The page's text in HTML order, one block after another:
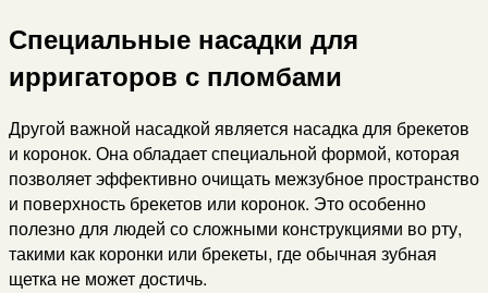
Специальные насадки для
ирригаторов с пломбами
Другой важной насадкой является насадка для брекетов
и коронок. Она обладает специальной формой, которая
позволяет эффективно очищать межзубное пространство
и поверхность брекетов или коронок. Это особенно
полезно для людей со сложными конструкциями во рту,
такими как коронки или брекеты, где обычная зубная
щетка не может достичь.